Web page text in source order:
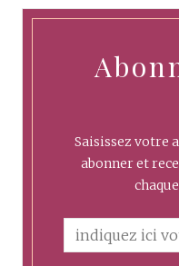
Saisissez votre
abonner et